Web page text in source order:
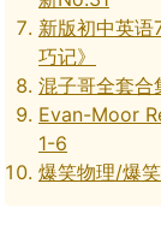
新版初中英
巧记》
混子哥全套合
Evan-Moor
1-6
爆笑物理/爆